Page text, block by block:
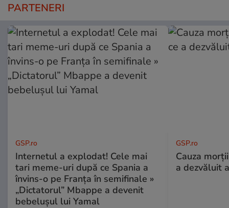
PARTENERI
GSP.ro
Internetul a explodat! Cele mai
tari meme-uri după ce Spania a
învins-o pe Franța în semifinale »
„Dictatorul” Mbappe a devenit
bebelușul lui Yamal
GSP.ro
Cauza
a dezvăluit